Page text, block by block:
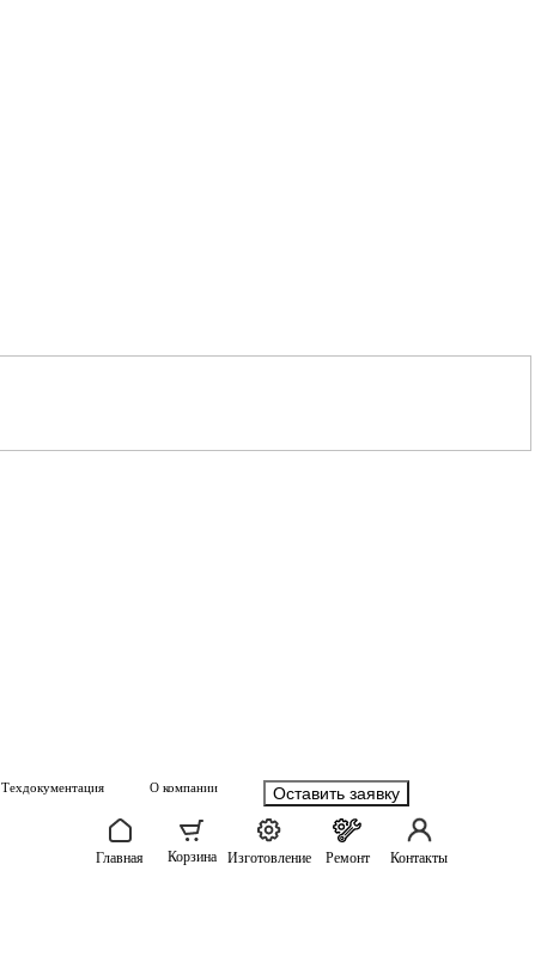
Техдокументация О компании Оставить заявку
Главная Корзина Изготовление Ремонт Контакты